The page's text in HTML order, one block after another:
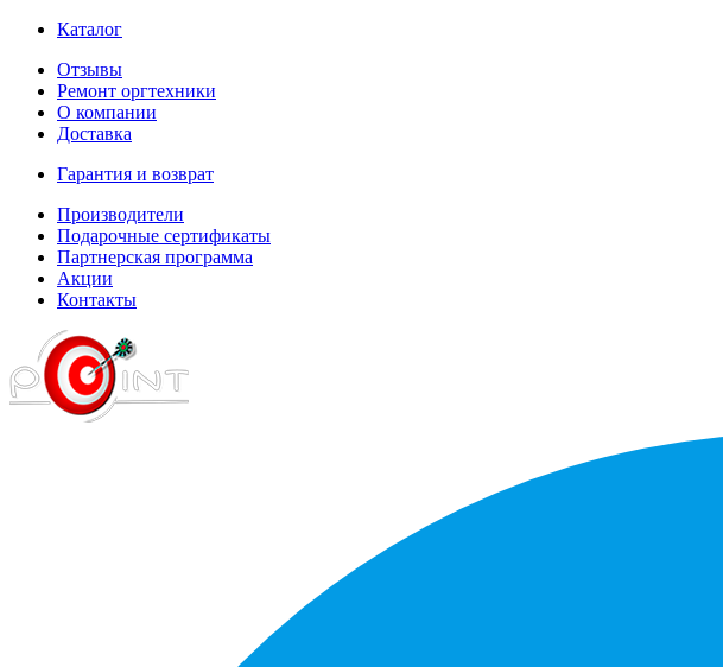
Каталог
Отзывы
Ремонт оргтехники
О компании
Доставка
Гарантия и возврат
Производители
Подарочные сертификаты
Партнерская программа
Акции
Контакты